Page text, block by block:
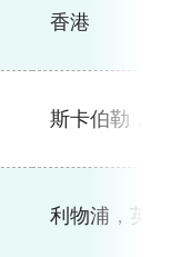
香港
斯卡伯勒，
利物浦，英國